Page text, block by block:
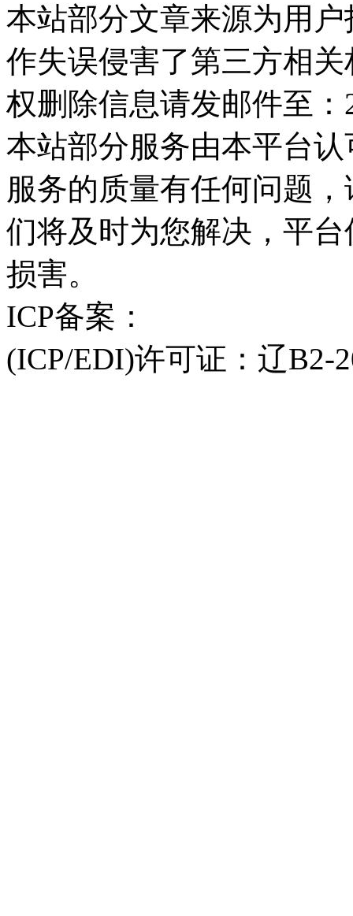
本站部分文章来源为用
作失误侵害了第三方相
权删除信息请发邮件至：
本站部分服务由本平台
服务的质量有任何问题
们将及时为您解决，平
损害。
ICP备案：
(ICP/EDI)许可证：辽B2-